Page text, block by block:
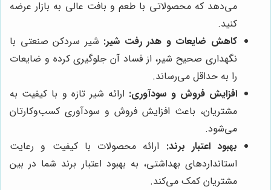
می‌دهد که محصولاتی با طعم و بافت عالی به بازار عرضه
کنید.
کاهش ضایعات و هدر رفت شیر: شیر سردکن صنعتی با
نگهداری صحیح شیر، از فساد آن جلوگیری کرده و ضایعات
را به حداقل می‌رساند.
افزایش فروش و سودآوری: ارائه شیر تازه و با کیفیت به
مشتریان، باعث افزایش فروش و سودآوری کسب‌وکارتان
می‌شود.
بهبود اعتبار برند: ارائه محصولات با کیفیت و رعایت
استانداردهای بهداشتی، به بهبود اعتبار برند شما در بین
مشتریان کمک می‌کند.